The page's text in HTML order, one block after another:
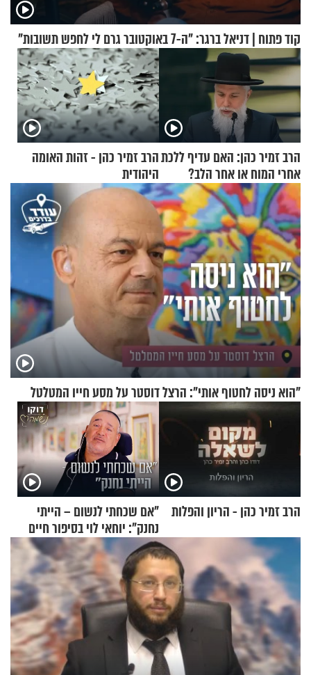
קוד פתוח | דניאל ברגר: "ה-7 באוקטובר גרם לי לחפש תשובות"
הרב זמיר כהן: האם עדיף ללכת
אחרי המוח או אחר הלב?
הרב זמיר כהן - זהות האומה
היהודית
"הוא ניסה לחטוף אותי": הרצל דוסטר על מסע חייו המטלטל
הרב זמיר כהן - הריון והפלות
"אם שכחתי לנשום – הייתי
נחנק": יוחאי לוי בסיפור חיים
מעורר השראה